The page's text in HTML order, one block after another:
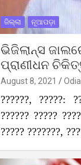
ଜିଲ୍ଲା ନୂଆପଡ଼ା
ଭିଜିଲାନ୍ସ
ପ୍ରାଣୀଧନ
August 8, 2021
??????, ?????:
?????? ?????
????? ???????,